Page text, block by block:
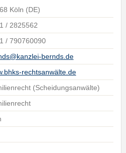
Köln (DE)
/ 2825562
/ 790760090
bernds.de
rechtsanwälte.de
(Scheidungsanwälte)